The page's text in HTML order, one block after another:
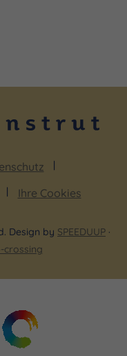
Ihre Cookies
Design by SPEEDUUP ·
crossing